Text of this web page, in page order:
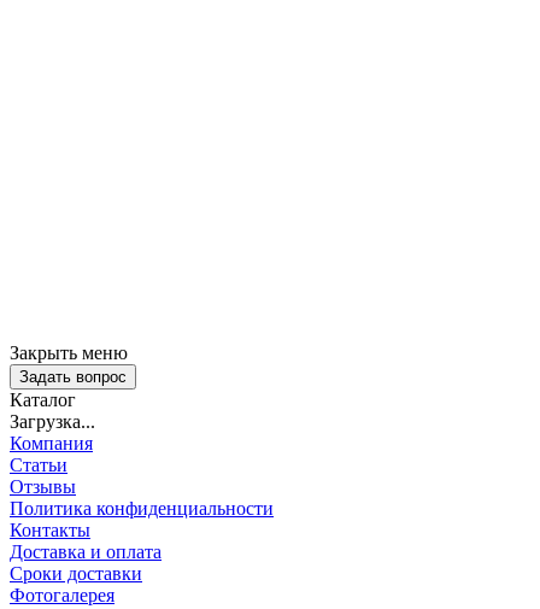
Закрыть меню
Задать вопрос
Каталог
Загрузка...
Компания
Статьи
Отзывы
Политика конфиденциальности
Контакты
Доставка и оплата
Сроки доставки
Фотогалерея